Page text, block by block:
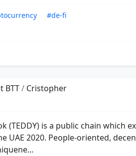
#de-fi
BTT/ Cristopher
(TEDDY) is a public chain which
UAE 2020. People-oriented,